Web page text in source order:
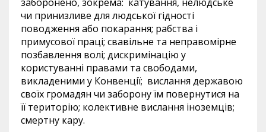
чи принизливе для людської гідності
поводження або покарання; рабства і
примусової праці; свавільне та неправомірне
позбавлення волі; дискримінацію у
користуванні правами та свободами,
викладеними у Конвенції; вислання державою
своїх громадян чи заборону їм повернутися на
її територію; колективне вислання іноземців;
смертну кару.